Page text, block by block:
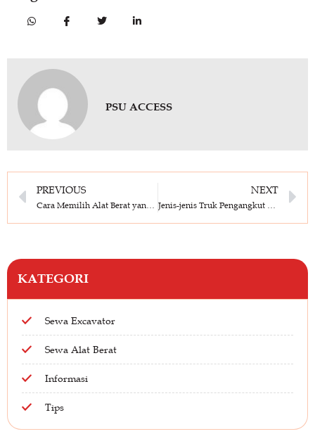
PSU ACCESS
PREVIOUS NEXT
KATEGORI
Sewa Excavator
Sewa Alat Berat
Informasi
Tips